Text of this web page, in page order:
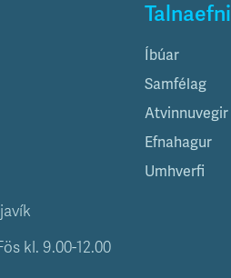
kl. 9.00-12.00
Talnaefni
Íbúar
Samfélag
Atvinnuvegir
Efnahagur
Umhverfi